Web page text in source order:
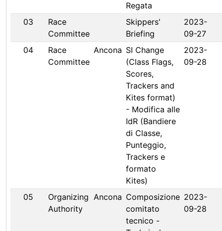
Regata
03
Race
Committee
Skippers'
Briefing
2023-
09-27
04
Race
Committee
Ancona SI Change
(Class Flags,
Scores,
Trackers and
Kites format)
- Modifica alle
IdR (Bandiere
di Classe,
Punteggio,
Trackers e
formato
Kites)
2023-
09-28
05
Organizing
Authority
Ancona Composizione
comitato
tecnico -
2023-
09-28